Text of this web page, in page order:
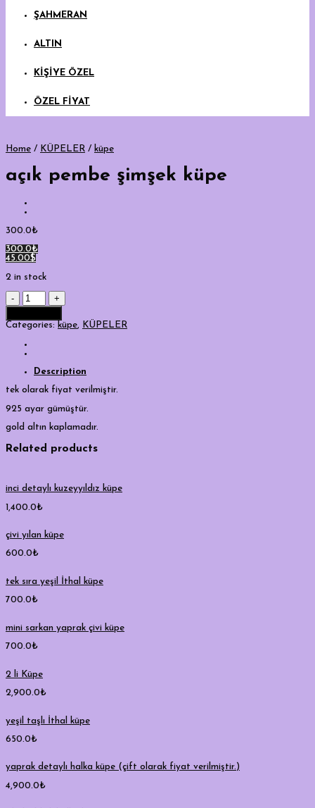
ŞAHMERAN
ALTIN
KİŞİYE ÖZEL
ÖZEL FİYAT
Home / KÜPELER / küpe
açık pembe şimşek küpe
300.0₺
300.0₺
45.00$
2 in stock
açık
pembe
küpe
quantity
Categories: küpe, KÜPELER
Description
tek olarak fiyat verilmiştir.
925 ayar gümüştür.
gold altın kaplamadır.
Related products
inci detaylı kuzeyyıldız küpe
1,400.0₺
çivi yılan küpe
600.0₺
tek sıra yeşil İthal küpe
700.0₺
mini sarkan yaprak çivi küpe
700.0₺
2 li Küpe
2,900.0₺
yeşil taşlı İthal küpe
650.0₺
yaprak detaylı halka küpe (çift olarak fiyat verilmiştir.)
4,900.0₺